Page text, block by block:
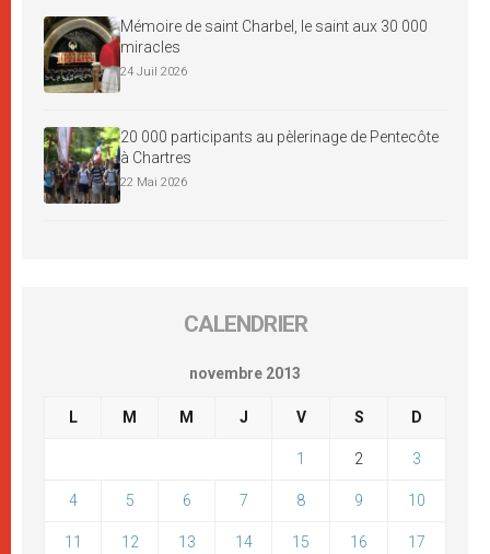
Mémoire de saint Charbel, le saint aux 30 000
miracles
24 Juil 2026
20 000 participants au pèlerinage de Pentecôte
à Chartres
22 Mai 2026
CALENDRIER
novembre 2013
L M M J V S D
1 2 3
4 5 6 7 8 9 10
11 12 13 14 15 16 17